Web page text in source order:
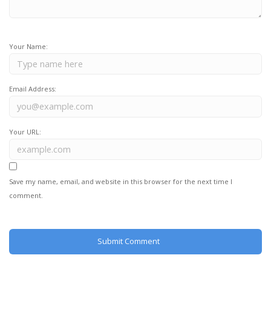
Your Name:
Email Address:
Your URL:
Save my name, email, and website in this browser for the next time I
comment.